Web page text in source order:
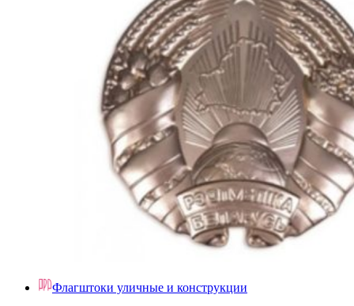
Флагштоки уличные и конструкции